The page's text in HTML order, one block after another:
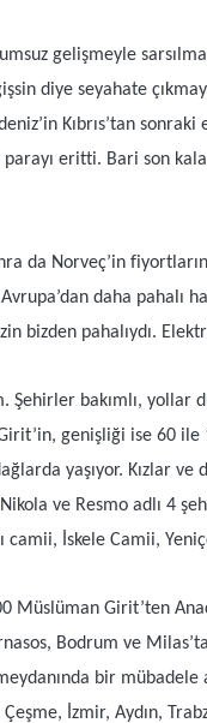
gelişmeyle
diye seyahate
Kıbrıs’tan
eritti. Bari son
da Norveç’in
daha
bizden pahalıydı.
bakımlı, yollar
genişliği ise 60
yaşıyor. Kızlar
ve Resmo adlı 4
camii, İskele Camii,
Müslüman Girit’ten
Bodrum ve
bir
İzmir, Aydın,